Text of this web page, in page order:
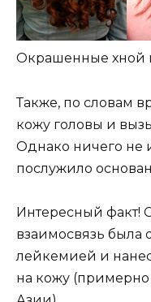
Окрашенные хной
Также, по словам
кожу головы и
Однако ничего не
послужило
Интересный факт!
взаимосвязь
лейкемией и
на кожу